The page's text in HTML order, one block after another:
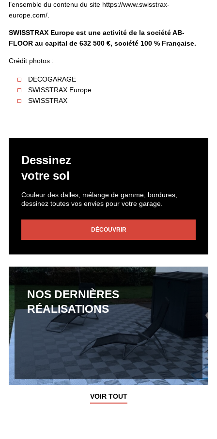
l’ensemble du contenu du site https://www.swisstrax-
europe.com/.
SWISSTRAX Europe est une activité de la société AB-
FLOOR au capital de 632 500 €, société 100 % Française.
Crédit photos :
DECOGARAGE
SWISSTRAX Europe
SWISSTRAX
Dessinez
votre sol
Couleur des dalles, mélange de gamme, bordures,
dessinez toutes vos envies pour votre garage.
DÉCOUVRIR
NOS DERNIÈRES
RÉALISATIONS
VOIR TOUT